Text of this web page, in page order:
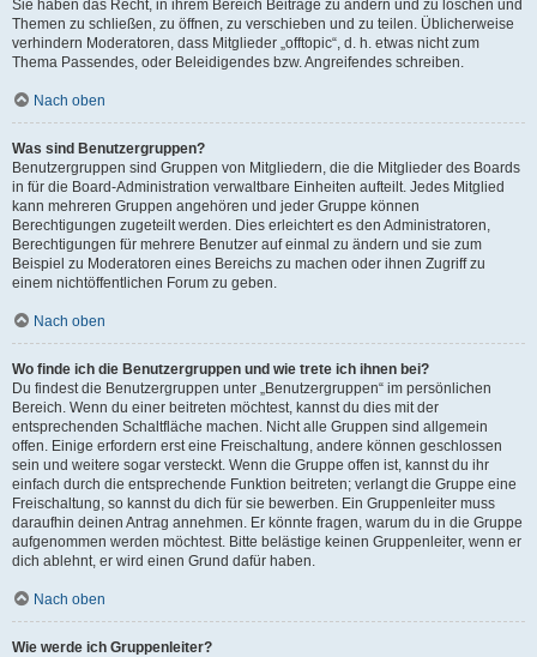
Sie haben das Recht, in ihrem Bereich Beiträge zu ändern und zu löschen und
Themen zu schließen, zu öffnen, zu verschieben und zu teilen. Üblicherweise
verhindern Moderatoren, dass Mitglieder „offtopic“, d. h. etwas nicht zum
Thema Passendes, oder Beleidigendes bzw. Angreifendes schreiben.
Nach oben
Was sind Benutzergruppen?
Benutzergruppen sind Gruppen von Mitgliedern, die die Mitglieder des Boards
in für die Board-Administration verwaltbare Einheiten aufteilt. Jedes Mitglied
kann mehreren Gruppen angehören und jeder Gruppe können
Berechtigungen zugeteilt werden. Dies erleichtert es den Administratoren,
Berechtigungen für mehrere Benutzer auf einmal zu ändern und sie zum
Beispiel zu Moderatoren eines Bereichs zu machen oder ihnen Zugriff zu
einem nichtöffentlichen Forum zu geben.
Nach oben
Wo finde ich die Benutzergruppen und wie trete ich ihnen bei?
Du findest die Benutzergruppen unter „Benutzergruppen“ im persönlichen
Bereich. Wenn du einer beitreten möchtest, kannst du dies mit der
entsprechenden Schaltfläche machen. Nicht alle Gruppen sind allgemein
offen. Einige erfordern erst eine Freischaltung, andere können geschlossen
sein und weitere sogar versteckt. Wenn die Gruppe offen ist, kannst du ihr
einfach durch die entsprechende Funktion beitreten; verlangt die Gruppe eine
Freischaltung, so kannst du dich für sie bewerben. Ein Gruppenleiter muss
daraufhin deinen Antrag annehmen. Er könnte fragen, warum du in die Gruppe
aufgenommen werden möchtest. Bitte belästige keinen Gruppenleiter, wenn er
dich ablehnt, er wird einen Grund dafür haben.
Nach oben
Wie werde ich Gruppenleiter?